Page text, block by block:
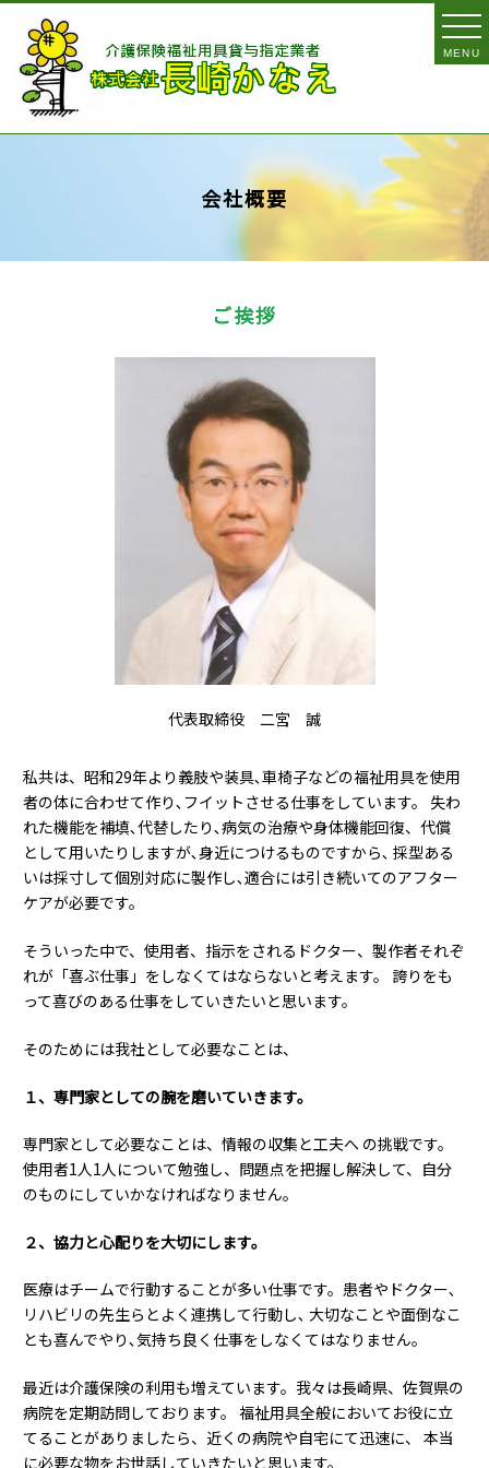
MENU
会社概要
ご挨拶
代表取締役 二宮 誠
私共は、昭和29年より義肢や装具､車椅子などの福祉用具を使用
者の体に合わせて作り､フイットさせる仕事をしています。 失わ
れた機能を補填､代替したり､病気の治療や身体機能回復、代償
として用いたりしますが､身近につけるものですから､ 採型ある
いは採寸して個別対応に製作し､適合には引き続いてのアフター
ケアが必要です。
そういった中で、使用者、指示をされるドクター、製作者それぞ
れが「喜ぶ仕事」をしなくてはならないと考えます。 誇りをも
って喜びのある仕事をしていきたいと思います。
そのためには我社として必要なことは、
１、専門家としての腕を磨いていきます。
専門家として必要なことは、情報の収集と工夫へ の挑戦です。
使用者1人1人について勉強し、問題点を把握し解決して、自分
のものにしていかなければなりません。
２、協力と心配りを大切にします。
医療はチームで行動することが多い仕事です。患者やドクター､
リハビリの先生らとよく連携して行動し､ 大切なことや面倒なこ
とも喜んでやり､気持ち良く仕事をしなくてはなりません。
最近は介護保険の利用も増えています。我々は長崎県、佐賀県の
病院を定期訪問しております。 福祉用具全般においてお役に立
てることがありましたら、近くの病院や自宅にて迅速に、 本当
に必要な物をお世話していきたいと思います。